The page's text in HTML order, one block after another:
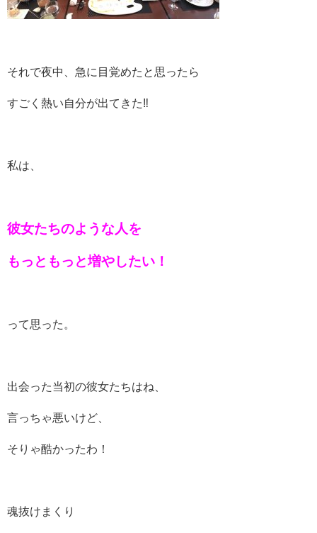
それで夜中、急に目覚めたと思ったら
すごく熱い自分が出てきた‼️
私は、
彼女たちのような人を
もっともっと増やしたい！
って思った。
出会った当初の彼女たちはね、
言っちゃ悪いけど、
そりゃ酷かったわ！
魂抜けまくり